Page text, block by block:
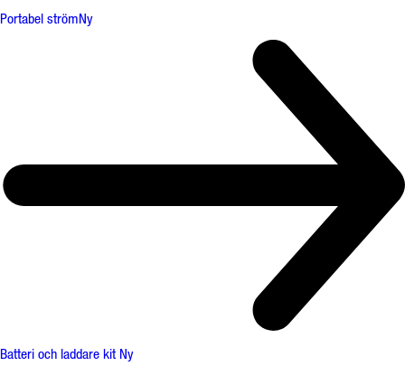
Portabel strömNy
Batteri och laddare kit Ny